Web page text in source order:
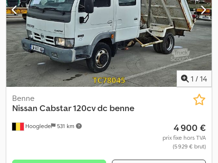
1 / 14
Hooglede 531 km
Benne
Nissan Cabstar 120cv dc benne
4 900 €
prix fixe hors TVA
(5 929 € brut)